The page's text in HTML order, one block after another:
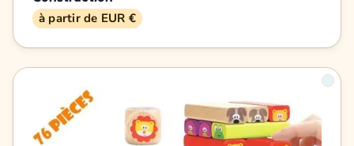
à partir de EUR €